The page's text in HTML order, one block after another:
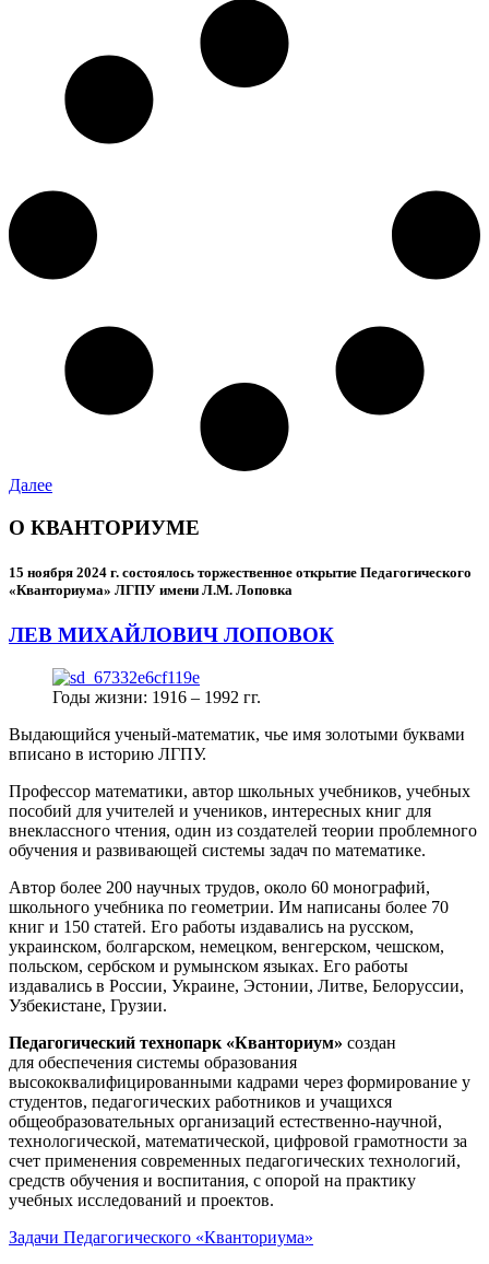
Далее
О КВАНТОРИУМЕ
15 ноября 2024 г. состоялось торжественное открытие Педагогического
«Кванториума» ЛГПУ имени Л.М. Лоповка
ЛЕВ МИХАЙЛОВИЧ ЛОПОВОК
Годы жизни: 1916 – 1992 гг.
Выдающийся ученый-математик, чье имя золотыми буквами
вписано в историю ЛГПУ.
Профессор математики, автор школьных учебников, учебных
пособий для учителей и учеников, интересных книг для
внеклассного чтения, один из создателей теории проблемного
обучения и развивающей системы задач по математике.
Автор более 200 научных трудов, около 60 монографий,
школьного учебника по геометрии. Им написаны более 70
книг и 150 статей. Его работы издавались на русском,
украинском, болгарском, немецком, венгерском, чешском,
польском, сербском и румынском языках. Его работы
издавались в России, Украине, Эстонии, Литве, Белоруссии,
Узбекистане, Грузии.
Педагогический технопарк «Кванториум» создан
для обеспечения системы образования
высококвалифицированными кадрами через формирование у
студентов, педагогических работников и учащихся
общеобразовательных организаций естественно-научной,
технологической, математической, цифровой грамотности за
счет применения современных педагогических технологий,
средств обучения и воспитания, с опорой на практику
учебных исследований и проектов.
Задачи Педагогического «Кванториума»